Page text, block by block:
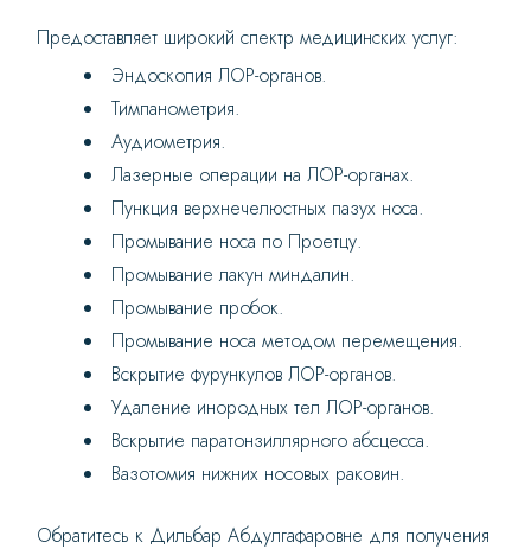
Предоставляет широкий спектр медицинских услуг:
Эндоскопия ЛОР-органов.
Тимпанометрия.
Аудиометрия.
Лазерные операции на ЛОР-органах.
Пункция верхнечелюстных пазух носа.
Промывание носа по Проетцу.
Промывание лакун миндалин.
Промывание пробок.
Промывание носа методом перемещения.
Вскрытие фурункулов ЛОР-органов.
Удаление инородных тел ЛОР-органов.
Вскрытие паратонзиллярного абсцесса.
Вазотомия нижних носовых раковин.
Обратитесь к Дильбар Абдулгафаровне для получения